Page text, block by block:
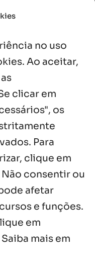
no uso
Ao aceitar,
clicar em
os
Para
clique em
consentir ou
afetar
e funções.
em
mais em
5 anos
em São